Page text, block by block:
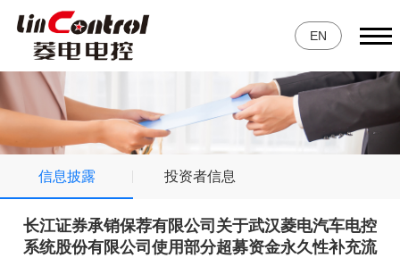
EN
信息披露 投资者信息
长江证券承销保荐有限公司关于武汉菱电汽车电控
系统股份有限公司使用部分超募资金永久性补充流